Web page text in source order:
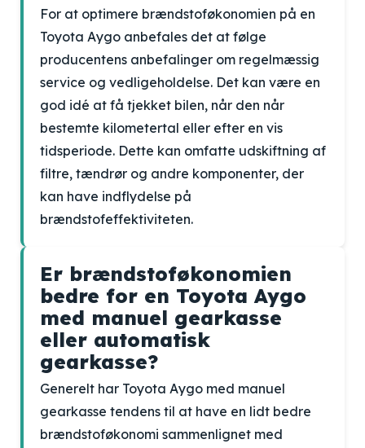
For at optimere brændstoføkonomien på en
Toyota Aygo anbefales det at følge
producentens anbefalinger om regelmæssig
service og vedligeholdelse. Det kan være en
god idé at få tjekket bilen, når den når
bestemte kilometertal eller efter en vis
tidsperiode. Dette kan omfatte udskiftning af
filtre, tændrør og andre komponenter, der
kan have indflydelse på
brændstofeffektiviteten.
Er brændstoføkonomien
bedre for en Toyota Aygo
med manuel gearkasse
eller automatisk
gearkasse?
Generelt har Toyota Aygo med manuel
gearkasse tendens til at have en lidt bedre
brændstoføkonomi sammenlignet med